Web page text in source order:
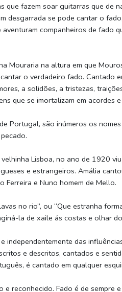
que fazem soar guitarras que de
desgarrada se pode cantar o fado,
aventuram companheiros de fado
Mouraria na altura em que
o verdadeiro fado. Cantado
a solidões, a tristezas,
que se imortalizam em acordes
Portugal, são inúmeros os
Lisboa, no ano de 1920
e estrangeiros. Amália
Ferreira e Nuno homem de Mello.
no rio”, ou “Que estranha
la de xaile ás costas e olhar
independentemente das
e descritos, cantados e
é cantado em qualquer
e reconhecido. Fado é de sempre